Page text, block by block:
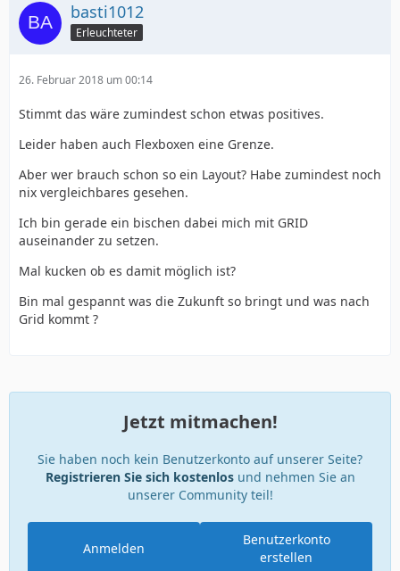
basti1012
Erleuchteter
26. Februar 2018 um 00:14
Stimmt das wäre zumindest schon etwas positives.
Leider haben auch Flexboxen eine Grenze.
Aber wer brauch schon so ein Layout? Habe zumindest noch
nix vergleichbares gesehen.
Ich bin gerade ein bischen dabei mich mit GRID
auseinander zu setzen.
Mal kucken ob es damit möglich ist?
Bin mal gespannt was die Zukunft so bringt und was nach
Grid kommt ?
Jetzt mitmachen!
Sie haben noch kein Benutzerkonto auf unserer Seite?
Registrieren Sie sich kostenlosund nehmen Sie an
unserer Community teil!
Benutzerkonto
erstellen
Anmelden